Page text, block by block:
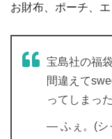
お財布、ポーチ、
宝島社の福
間違えて
ってしまっ
— ふぇ。(シ